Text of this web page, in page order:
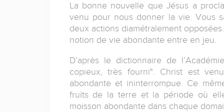
La bonne nouvelle que Jésus a
venu pour nous donner la vie. Vous
deux actions diamétralement
notion de vie abondanteentre en jeu.
D’après le dictionnaire de
copieux, très fourni". Christ est
abondante et ininterrompue. Ce
fruits de la terre et la période où
moisson abondante dans chaque